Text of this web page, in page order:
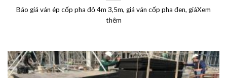
Báo giá ván ép cốp pha đỏ 4m 3,5m, giá ván cốp pha đen, giáXem
thêm